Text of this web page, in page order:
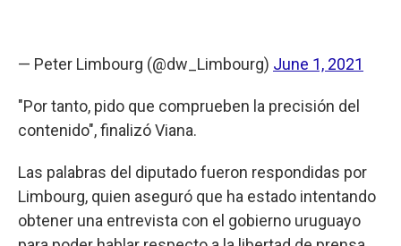
— Peter Limbourg (@dw_Limbourg) June 1, 2021
"Por tanto, pido que comprueben la precisión del
contenido", finalizó Viana.
Las palabras del diputado fueron respondidas por
Limbourg, quien aseguró que ha estado intentando
obtener una entrevista con el gobierno uruguayo